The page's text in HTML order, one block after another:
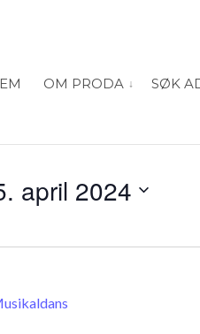
OM PRODA vis submeny for
SØK
april 2024